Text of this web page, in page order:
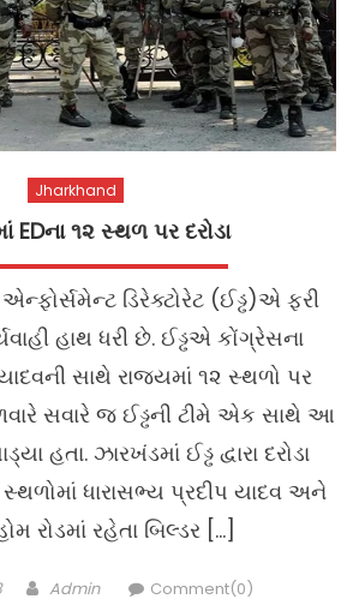
Jharkhand
EDના ૧૨ સ્થળ પર દરોડા
ડિરેક્ટોરેટ (ઈડ્ઢ)એ ફરી
હાથ ધરી છે. ઈડ્ઢએ કોંગ્રેસના
સાથે રાજ્યમાં ૧૨ સ્થળો પર
સવારે જ ઈડ્ઢની ટીમે એક સાથે આ
હતા. ઝારખંડમાં ઈડ્ઢ દ્વારા દરોડા
ધારાસભ્ય પ્રદીપ યાદવ અને
રોડમાં રહેતા બિલ્ડર […]
Author
Admin Comment(0)